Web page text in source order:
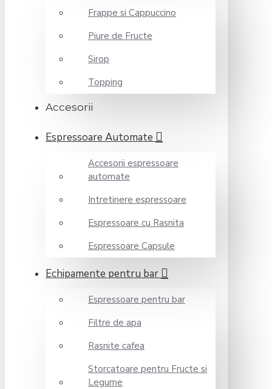
Frappe si Cappuccino
Piure de Fructe
Sirop
Topping
Accesorii
Espressoare Automate
Accesorii espressoare
automate
Intretinere espressoare
Espressoare cu Rasnita
Espressoare Capsule
Echipamente pentru bar
Espressoare pentru bar
Filtre de apa
Rasnite cafea
Storcatoare pentru Fructe si
Legume